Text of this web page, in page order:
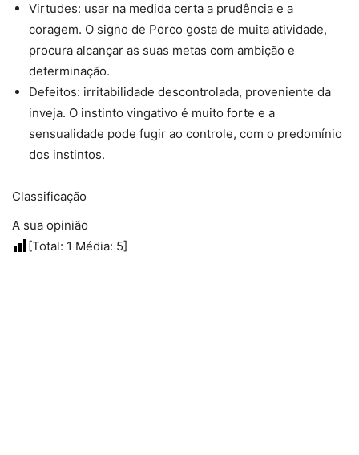
Virtudes: usar na medida certa a prudência e a
coragem. O signo de Porco gosta de muita atividade,
procura alcançar as suas metas com ambição e
determinação.
Defeitos: irritabilidade descontrolada, proveniente da
inveja. O instinto vingativo é muito forte e a
sensualidade pode fugir ao controle, com o predomínio
dos instintos.
Classificação
A sua opinião
[Total: 1 Média: 5]